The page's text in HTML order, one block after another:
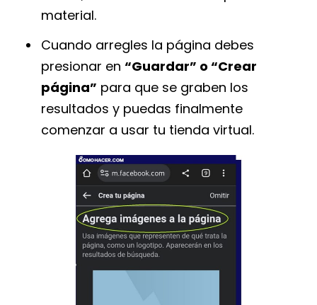
material.
Cuando arregles la página debes
presionar en “Guardar” o “Crear
página” para que se graben los
resultados y puedas finalmente
comenzar a usar tu tienda virtual.